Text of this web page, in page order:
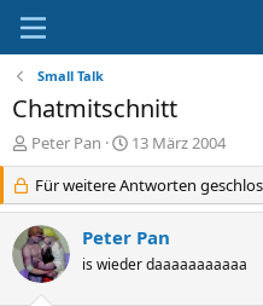
Small Talk
Chatmitschnitt
E
r
s
t
e
l
l
e
Peter Pan
E
r
s
t
e
l
13 März 2004
Für weitere Antworten
Peter Pan
is wieder daaaaaaaaaaa